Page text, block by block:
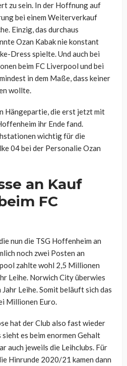
zu sein. In der Hoffnung auf
bei einem Weiterverkauf
Einzig, das durchaus
Ozan Kabak nie konstant
Dress spielte. Und auch bei
beim FC Liverpool und bei
in dem Maße, dass keiner
wollte.
Hängepartie, die erst jetzt mit
ihr Ende fand.
wichtig für die
04 bei der Personalie Ozan
an Kauf
FC
nun die TSG Hoffenheim an
noch zwei Posten an
zahlte wohl 2,5 Millionen
Leihe. Norwich City überwies
Leihe. Somit beläuft sich das
Millionen Euro.
hat der Club also fast wieder
es beim enormen Gehalt
auch jeweils die Leihclubs. Für
Hinrunde 2020/21 kamen dann